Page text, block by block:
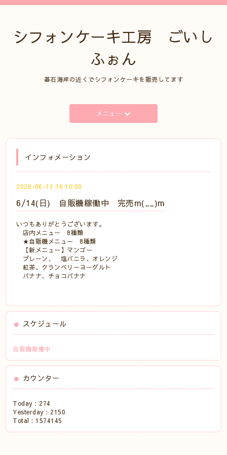
シフォンケーキ工房 ごいし
ふぉん
碁石海岸の近くでシフォンケーキを販売してます
メニュー
インフォメーション
2026-06-13 16:10:00
6/14(日) 自販機稼働中 完売m(__)m
いつもありがとうございます。
店内メニュー 8種類
★自販機メニュー 8種類
【新メニュー】マンゴー
プレーン、 塩バニラ、オレンジ
紅茶、クランベリーヨーグルト
バナナ、チョコバナナ
スケジュール
自販機稼働中
カウンター
Today : 274
Yesterday : 2150
Total : 1574145